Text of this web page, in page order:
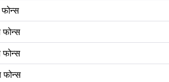
फोन्स
फोन्स
फोन्स